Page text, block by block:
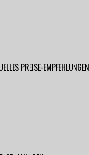
PREISE-EMPFEHLUNGEN